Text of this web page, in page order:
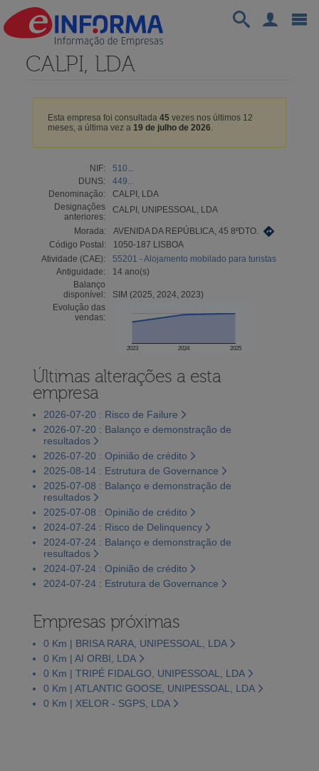
CALPI, LDA
Esta empresa foi consultada 45vezes nos últimos 12
meses, a última vez a 19 de julho de 2026.
NIF:
510...
DUNS:
449...
Denominação:
CALPI, LDA
Designações
anteriores:
CALPI, UNIPESSOAL, LDA
Morada:
AVENIDA DA REPÚBLICA, 45 8ºDTO.
Código Postal:
1050-187 LISBOA
Atividade (CAE):
55201 - Alojamento mobilado para turistas
Antiguidade:
14 ano(s)
Balanço
disponível:
SIM (2025, 2024, 2023)
Evolução das
vendas:
2023 2024 2025
Últimas alterações a esta
empresa
2026-07-20 : Risco de Failure
2026-07-20 : Balanço e demonstração de
resultados
2026-07-20 : Opinião de crédito
2025-08-14 : Estrutura de Governance
2025-07-08 : Balanço e demonstração de
resultados
2025-07-08 : Opinião de crédito
2024-07-24 : Risco de Delinquency
2024-07-24 : Balanço e demonstração de
resultados
2024-07-24 : Opinião de crédito
2024-07-24 : Estrutura de Governance
Empresas próximas
0 Km | BRISA RARA, UNIPESSOAL, LDA
0 Km | AI ORBI, LDA
0 Km | TRIPÉ FIDALGO, UNIPESSOAL, LDA
0 Km | ATLANTIC GOOSE, UNIPESSOAL, LDA
0 Km | XELOR - SGPS, LDA